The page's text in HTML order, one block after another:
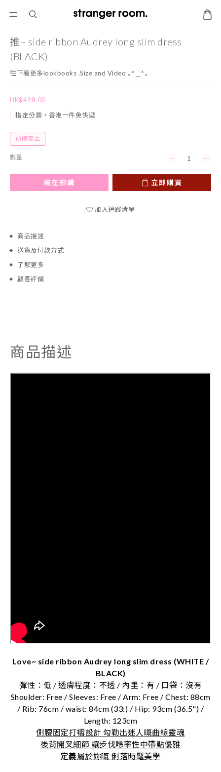
推~ side ribbon Audrey long slim dress
(BLACK)
往下看更多lookbooks ,Size and Video ｡^‿^｡
HK$498.00
指定分類，香港一件免快遞
預購商品
數量
現在預購 立即購買
加入追蹤清單
商品描述
送貨及付款方式
了解更多
顧客評價
商品描述
Love~ side ribbon Audrey long slim dress (WHITE /
BLACK)
彈性：低 / 透膚程度：不透 / 內里：有 / 口袋：沒有
Shoulder: Free / Sleeves: Free / Arm: Free / Chest: 88cm
/ Rib: 76cm / waist: 84cm (33:) / Hip: 93cm (36.5") /
Length: 123cm
側腰固定打褶設計 勾勒出迷人嘅曲線靈魂
後背開叉細節 讓步伐喺率性中帶點優雅
定義屬於妳嘅 俐落時髦美學